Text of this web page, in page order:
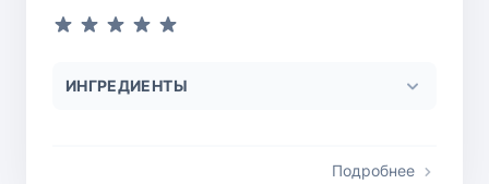
ИНГРЕДИЕНТЫ
Подробнее